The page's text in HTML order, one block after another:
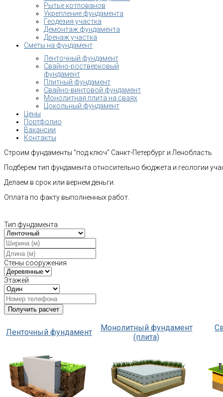
Рытье котлованов
Укрепление фундамента
Геодезия участка
Демонтаж фундамента
Дренаж участка
Сметы на фундамент
Ленточный фундамент
Свайно-ростверковый
фундамент
Плитный фундамент
Свайно-винтовой фундамент
Монолитная плита на сваях
Цокольный фундамент
Цены
Портфолио
Вакансии
Контакты
Строим фундаменты "под ключ" Санкт-Петербург и Ленобласть
Подберем тип фундамента относительно бюджета и геологии
Делаем в срок или вернем деньги.
Оплата по факту выполненных работ.
Тип фундамента
Стены сооружения
Этажей
Ленточный фундамент
Монолитный фундамент
(плита)